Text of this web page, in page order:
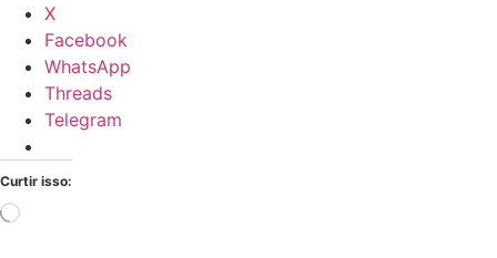
X
Facebook
WhatsApp
Threads
Telegram
Curtir isso:
Carregando...